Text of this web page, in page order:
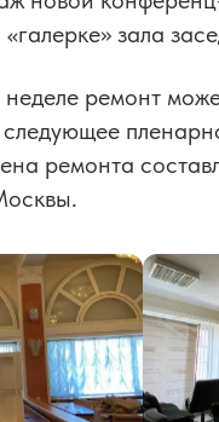
зала
ремонт
ремонта